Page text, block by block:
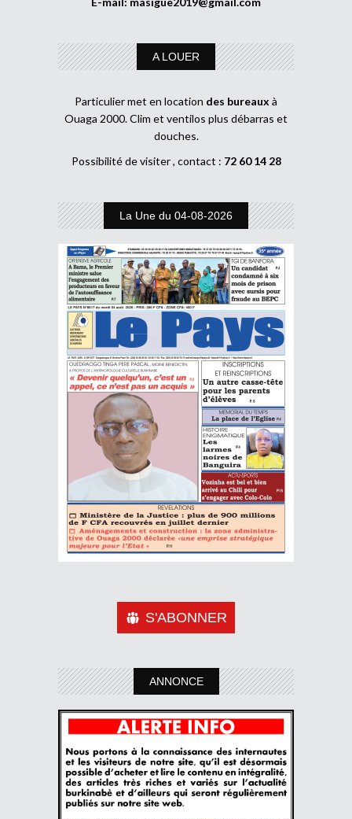
A LOUER
Particulier met en location des bureaux à
Ouaga 2000. Clim et ventilos plus débarras et
douches.
Possibilité de visiter , contact : 72 60 14 28
La Une du 04-08-2026
S'ABONNER
ANNONCE